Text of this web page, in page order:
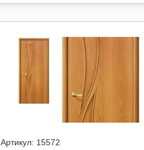
Артикул: 15572